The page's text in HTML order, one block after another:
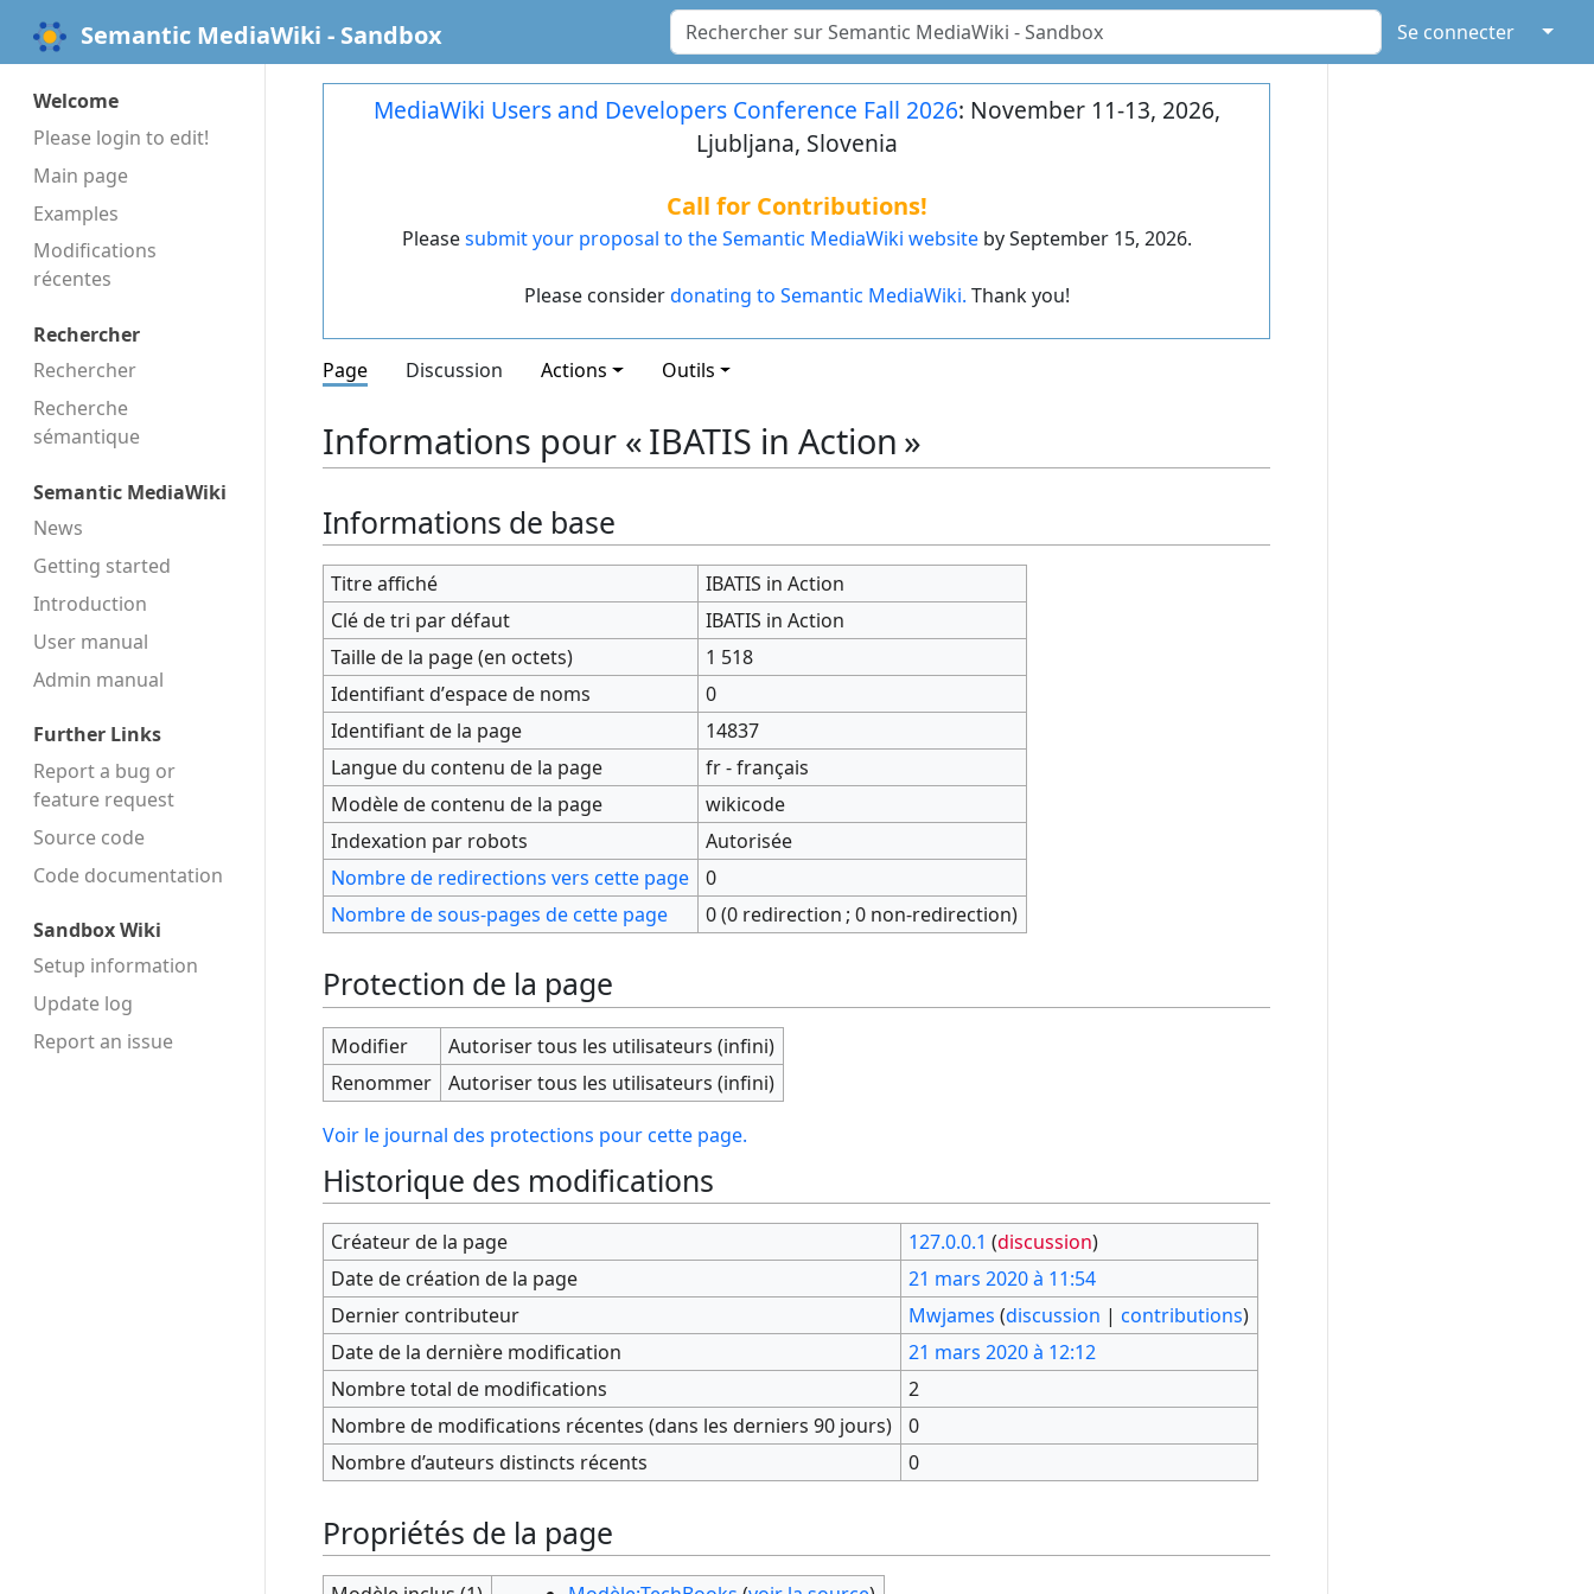
Semantic MediaWiki - Sandbox Se connecter ↓
Welcome
Please login to edit!
Main page
Examples
Modifications
récentes
Rechercher
Rechercher
Recherche
sémantique
Semantic MediaWiki
News
Getting started
Introduction
User manual
Admin manual
Further Links
Report a bug or
feature request
Source code
Code docu­mentation
Sandbox Wiki
Setup information
Update log
Report an issue
MediaWiki Users and Developers Conference Fall 2026: November 11-13, 2026,
Ljubljana, Slovenia
Call for Contributions!
Pleasesubmit your proposal to the Semantic MediaWiki websiteby September 15, 2026.
Please considerdonating to Semantic MediaWiki. Thank you!
Page Discussion Actions Outils
Informations pour « IBATIS in Action »
Informations de base
Titre affiché
IBATIS in Action
Clé de tri par défaut
IBATIS in Action
Taille de la page (en octets)
1 518
Identifiant dʼespace de noms
0
Identifiant de la page
14837
Langue du contenu de la page
fr - français
Modèle de contenu de la page
wikicode
Indexation par robots
Autorisée
Nombre de redirections vers cette page
0
Nombre de sous-pages de cette page
0 (0 redirection ; 0 non-redirection)
Protection de la page
Modifier
Autoriser tous les utilisateurs (infini)
Renommer
Autoriser tous les utilisateurs (infini)
Voir le journal des protections pour cette page.
Historique des modifications
Créateur de la page 127.0.0.1 (discussion)
Date de création de la page
21 mars 2020 à 11:54
Dernier contributeur
Mwjames (discussion |contributions)
Date de la dernière modification
21 mars 2020 à 12:12
Nombre total de modifications
2
Nombre de modifications récentes (dans les derniers 90 jours)
0
Nombre d’auteurs distincts récents
0
Propriétés de la page